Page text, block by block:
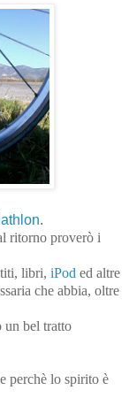
.
ritorno proverò i
libri, iPod ed altre
che abbia, oltre
un bel tratto
perchè lo spirito è